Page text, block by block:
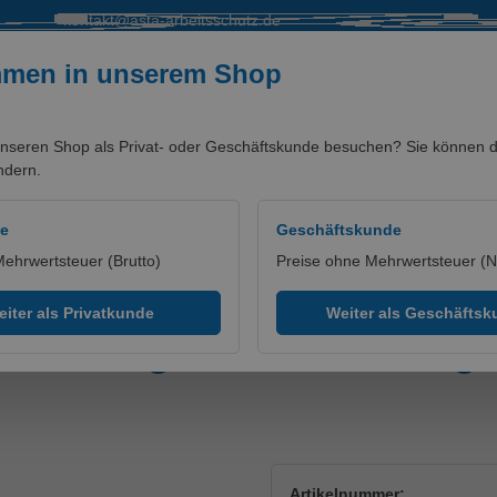
kontakt@asta-arbeitsschutz.de
in unserem Shop
Shop als Privat- oder Geschäftskunde besuchen? Sie können
(Brutto)
als Privatkunde
Geschäftskunde
Preise ohne Mehrwertsteuer
Weiter als
Wingate Hi-vis